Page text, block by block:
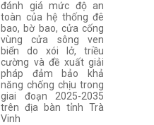
đánh giá mức độ an
toàn của hệ thống đê
bao, bờ bao, cửa cống
vùng cửa sông ven
biển do xói lở, triều
cường và đề xuất giải
pháp đảm bảo khả
năng chống chịu trong
giai đoạn 2025-2035
trên địa bàn tỉnh Trà
Vinh